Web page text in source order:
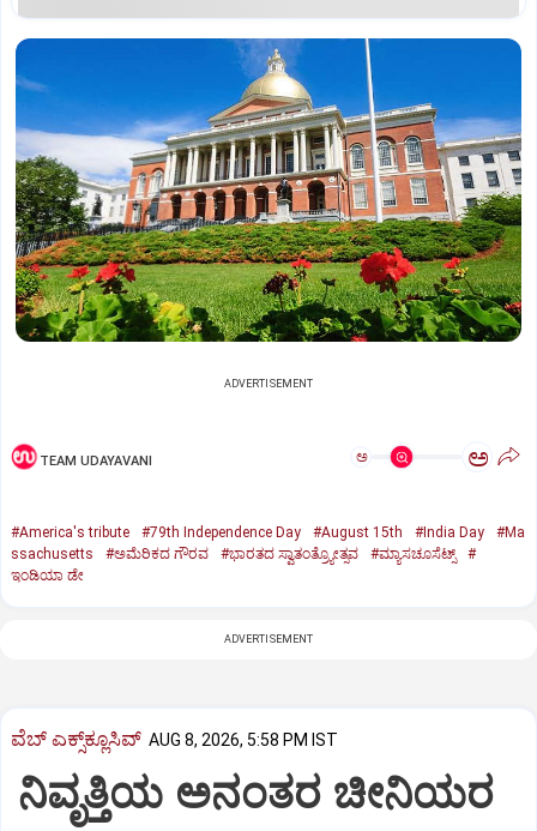
ADVERTISEMENT
TEAM UDAYAVANI ಅ ಅ
#America's tribute #79th Independence Day #August 15th #India Day
#Ma
ssachusetts
#ಅಮೆರಿಕದ ಗೌರವ #ಭಾರತದ ಸ್ವಾತಂತ್ರ್ಯೋತ್ಸವ #ಮ್ಯಾಸಚೂಸೆಟ್ಸ್‌
#
ಇಂಡಿಯಾ ಡೇ
ADVERTISEMENT
ವೆಬ್ ಎಕ್ಸ್‌ಕ್ಲೂಸಿವ್ AUG 8, 2026, 5:58 PM IST
ನಿವೃತ್ತಿಯ ಅನಂತರ ಚೀನಿಯರ